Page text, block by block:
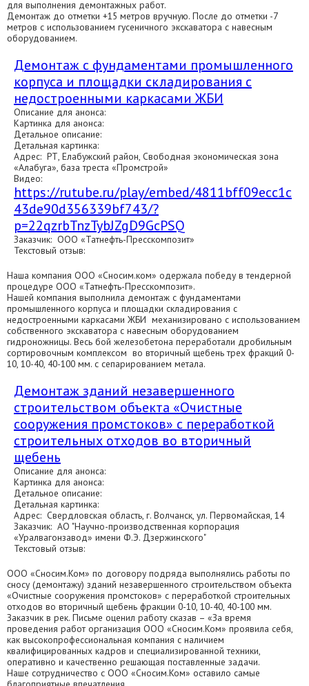
для выполнения демонтажных работ.
Демонтаж до отметки +15 метров вручную. После до отметки -7
метров с использованием гусеничного экскаватора с навесным
оборудованием.
Демонтаж с фундаментами промышленного
корпуса и площадки складирования с
недостроенными каркасами ЖБИ
Описание для анонса:
Картинка для анонса:
Детальное описание:
Детальная картинка:
Адрес: РТ, Елабужский район, Свободная экономическая зона
«Алабуга», база треста «Промстрой»
Видео:
https://rutube.ru/play/embed/4811bff09ecc1c
43de90d356339bf743/?
p=22qzrbTnzTybJZgD9GcPSQ
Заказчик: ООО «Татнефть-Пресскомпозит»
Текстовый отзыв:
Наша компания ООО «Сносим.ком» одержала победу в тендерной
процедуре ООО «Татнефть-Пресскомпозит».
Нашей компания выполнила демонтаж с фундаментами
промышленного корпуса и площадки складирования с
недостроенными каркасами ЖБИ механизировано с использованием
собственного экскаватора с навесным оборудованием
гидроножницы. Весь бой железобетона переработали дробильным
сортировочным комплексом во вторичный щебень трех фракций 0-
10, 10-40, 40-100 мм. с сепарированием метала.
Демонтаж зданий незавершенного
строительством объекта «Очистные
сооружения промстоков» с переработкой
строительных отходов во вторичный
щебень
Описание для анонса:
Картинка для анонса:
Детальное описание:
Детальная картинка:
Адрес: Свердловская область, г. Волчанск, ул. Первомайская, 14
Заказчик: АО "Научно-производственная корпорация
«Уралвагонзавод» имени Ф.Э. Дзержинского"
Текстовый отзыв:
ООО «Сносим.Ком» по договору подряда выполнялись работы по
сносу (демонтажу) зданий незавершенного строительством объекта
«Очистные сооружения промстоков» с переработкой строительных
отходов во вторичный щебень фракции 0-10, 10-40, 40-100 мм.
Заказчик в рек. Письме оценил работу сказав – «За время
проведения работ организация ООО «Сносим.Ком» проявила себя,
как высокопрофессиональная компания с наличием
квалифицированных кадров и специализированной техники,
оперативно и качественно решающая поставленные задачи.
Наше сотрудничество с ООО «Сносим.Ком» оставило самые